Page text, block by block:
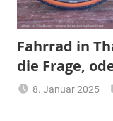
Fahrrad in
die Frage,
8. Januar 2025